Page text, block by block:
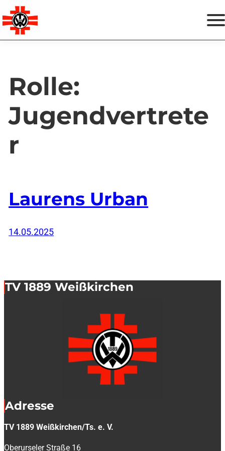
Zum
Inhalt
springen
Instagram Facebook
Rolle:
Jugendvertrete
r
Laurens Urban
14.05.2025
TV 1889 Weißkirchen
Adresse
TV 1889 Weißkirchen/Ts. e. V.
Oberurseler Straße 16